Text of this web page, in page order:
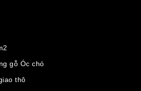
gỗ Óc chó
thô